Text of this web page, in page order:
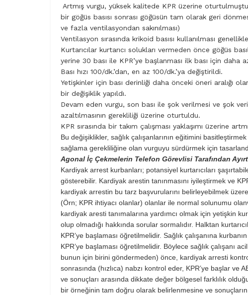
Artmış vurgu, yüksek kalitede KPR üzerine
bir göğüs basısı sonrası göğüsün tam olarak geri
ve fazla ventilasyondan sakınılması)
Ventilasyon sırasında krikoid basısı kullanılması
Kurtarıcılar kurtarıcı solukları vermeden önce göğüs
yerine 30 bası ile KPR’ye başlanması ilk bası için daha
Bası hızı 100/dk.’dan, en az 100/dk.’ya değiştirildi.
Yetişkinler için bası derinliği daha önceki öneri aralığı
bir değişiklik yapıldı.
Devam eden vurgu, son bası ile şok verilmesi ve şok
azaltılmasının gerekliliği üzerine oturtuldu.
KPR sırasında bir takım çalışması yaklaşımı üzerine
Bu değişiklikler, sağlık çalışanlarının eğitimini
sağlama gerekliliğine olan vurguyu sürdürmek için
Agonal İç Çekmelerin Telefon Görevlisi Tarafından
Kardiyak arrest kurbanları; potansiyel kurtarıcıları
gösterebilir. Kardiyak arestin tanınmasını iyileştirmek ve
kardiyak arrestin bu tarz başvurularını belirleyebilmek
(Örn; KPR ihtiyacı olanlar) olanlar ile normal solunumu
kardiyak aresti tanımalarına yardımcı olmak için yetişkin
olup olmadığı hakkında sorular sormalıdır. Halktan
KPR’ye başlaması öğretilmelidir. Sağlık çalışanına
KPR’ye başlaması öğretilmelidir. Böylece sağlık çalışanı
bunun için birini göndermeden) önce, kardiyak arresti
sonrasında (hızlıca) nabzı kontrol eder, KPR’ye başlar ve
ve sonuçları arasında dikkate değer bölgesel farklılık
bir örneğinin tam doğru olarak belirlenmesine ve